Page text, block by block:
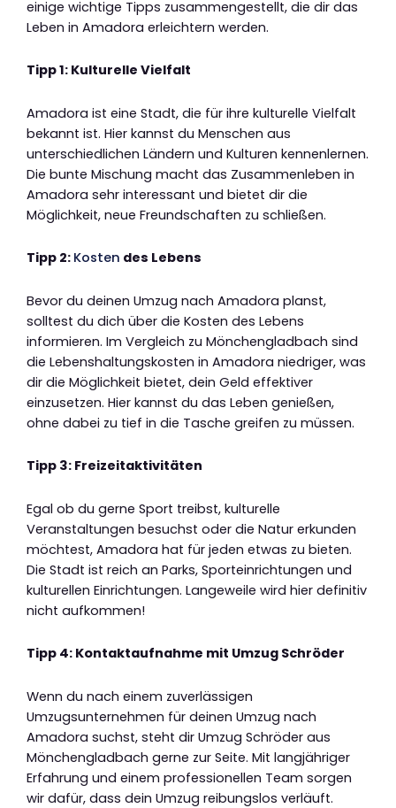
einige wichtige Tipps zusammengestellt, die dir das
Leben in Amadora erleichtern werden.
Tipp 1: Kulturelle Vielfalt
Amadora ist eine Stadt, die für ihre kulturelle Vielfalt
bekannt ist. Hier kannst du Menschen aus
unterschiedlichen Ländern und Kulturen kennenlernen.
Die bunte Mischung macht das Zusammenleben in
Amadora sehr interessant und bietet dir die
Möglichkeit, neue Freundschaften zu schließen.
Tipp 2: Kosten des Lebens
Bevor du deinen Umzug nach Amadora planst,
solltest du dich über die Kosten des Lebens
informieren. Im Vergleich zu Mönchengladbach sind
die Lebenshaltungskosten in Amadora niedriger, was
dir die Möglichkeit bietet, dein Geld effektiver
einzusetzen. Hier kannst du das Leben genießen,
ohne dabei zu tief in die Tasche greifen zu müssen.
Tipp 3: Freizeitaktivitäten
Egal ob du gerne Sport treibst, kulturelle
Veranstaltungen besuchst oder die Natur erkunden
möchtest, Amadora hat für jeden etwas zu bieten.
Die Stadt ist reich an Parks, Sporteinrichtungen und
kulturellen Einrichtungen. Langeweile wird hier definitiv
nicht aufkommen!
Tipp 4: Kontaktaufnahme mit Umzug Schröder
Wenn du nach einem zuverlässigen
Umzugsunternehmen für deinen Umzug nach
Amadora suchst, steht dir Umzug Schröder aus
Mönchengladbach gerne zur Seite. Mit langjähriger
Erfahrung und einem professionellen Team sorgen
wir dafür, dass dein Umzug reibungslos verläuft.